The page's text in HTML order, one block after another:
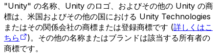
"Unity" の名称、Unity のロゴ、およびその他の Unity の商
標は、米国およびその他の国における Unity Technologies
またはその関係会社の商標または登録商標です (詳しくはこ
ちら
)。その他の名称またはブランドは該当する所有者の
商標です。